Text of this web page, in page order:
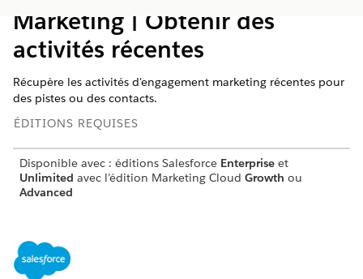
Marketing | Obtenir des
activités récentes
Récupère les activités d'engagement marketing récentes pour
des pistes ou des contacts.
ÉDITIONS REQUISES
Disponible avec : éditions Salesforce Enterprise et
Unlimited avec l’édition Marketing Cloud Growth ou
Advanced
UTILISATEUR REQUISES
Consultez